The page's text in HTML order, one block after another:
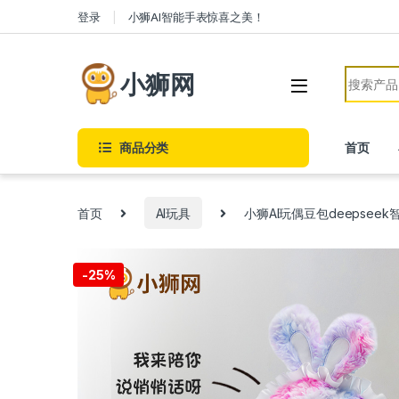
Skip to navigation
Skip to content登录 小狮AI智能手表惊喜之美！
小狮网 Search
商品分类 首页
首页 AI玩具 小狮AI玩偶豆包deepseek
-25%